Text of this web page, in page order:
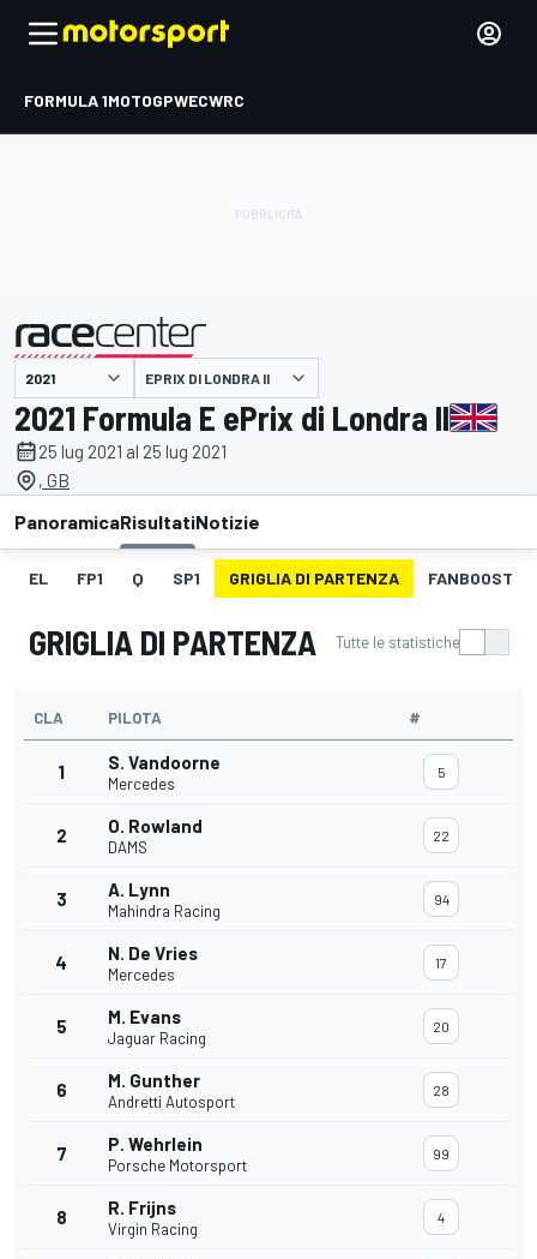
FORMULA 1MOTOGPWECWRC
presentato da EPRIX DI LONDRA II
2021 Formula E ePrix di Londra II
25 lug 2021 al 25 lug 2021
, GB
PanoramicaRisultatiNotizie
EL FP1 Q SP1 GRIGLIA DI PARTENZA FANBOOST
GRIGLIA DI PARTENZA Tutte le statistiche
CLA PILOTA #
1 S. Vandoorne
Mercedes
5
2 O. Rowland
DAMS
22
3 A. Lynn
Mahindra Racing
94
4 N. De Vries
Mercedes
17
5 M. Evans
Jaguar Racing
20
6 M. Gunther
Andretti Autosport
28
7 P. Wehrlein
Porsche Motorsport
99
8 R. Frijns
Virgin Racing
4